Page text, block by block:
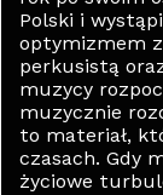
Polski i
optymizmem
perkusistą
muzycy
muzycznie
to materiał,
czasach. Gdy
życiowe